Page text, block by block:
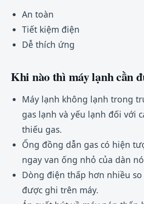
An toàn
Tiết kiệm điện
Dễ thích ứng
Khi nào thì máy lạnh cần
Máy lạnh không lạnh trong
gas lạnh và yếu lạnh đối với
thiếu gas.
Ống đồng dẫn gas có hiện
ngay van ống nhỏ của dàn
Dòng điện thấp hơn nhiều
được ghi trên máy.